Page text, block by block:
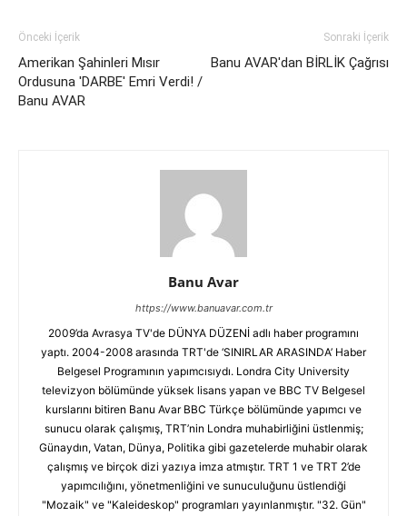
Önceki İçerik
Amerikan Şahinleri Mısır
Ordusuna 'DARBE' Emri Verdi! /
Banu AVAR
Sonraki İçerik
Banu AVAR'dan BİRLİK Çağrısı
Banu Avar
https://www.banuavar.com.tr
2009’da Avrasya TV'de DÜNYA DÜZENİ adlı haber programını
yaptı. 2004-2008 arasında TRT'de ‘SINIRLAR ARASINDA’ Haber
Belgesel Programının yapımcısıydı. Londra City University
televizyon bölümünde yüksek lisans yapan ve BBC TV Belgesel
kurslarını bitiren Banu Avar BBC Türkçe bölümünde yapımcı ve
sunucu olarak çalışmış, TRT’nin Londra muhabirliğini üstlenmiş;
Günaydın, Vatan, Dünya, Politika gibi gazetelerde muhabir olarak
çalışmış ve birçok dizi yazıya imza atmıştır. TRT 1 ve TRT 2’de
yapımcılığını, yönetmenliğini ve sunuculuğunu üstlendiği
"Mozaik" ve "Kaleideskop" programları yayınlanmıştır. "32. Gün"